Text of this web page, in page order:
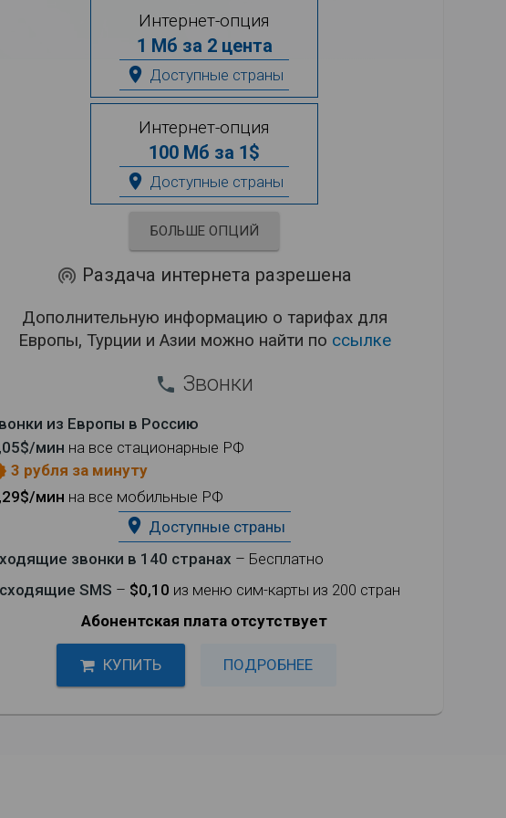
Интернет-опция
1 Мб за 2 цента
place Доступные страны
Интернет-опция
100 Мб за 1$
place Доступные страны
БОЛЬШЕ ОПЦИЙ
wifi_tethering Раздача интернета разрешена
Дополнительную информацию о тарифах для
Европы, Турции и Азии можно найти по ссылке
phone Звонки
из Европы в Россию
мин на все стационарные РФ
3 рубля за минуту
мин на все мобильные РФ
place Доступные страны
звонки в 140 странах – Бесплатно
SMS – $0,10 из меню сим-карты из 200 стран
Абонентская плата отсутствует
КУПИТЬ ПОДРОБНЕЕ